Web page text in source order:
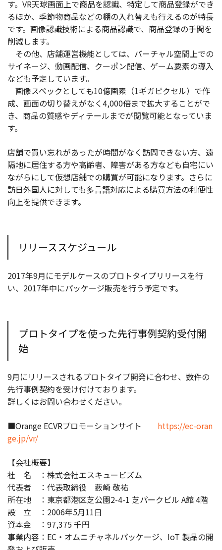
す。VR天球画面上で商品を認識、特定して商品登録ができ
るほか、季節物商品などの棚の入れ替えも行えるのが特長
です。画像認識技術による商品認識で、商品登録の手間を
削減します。
その他、店舗運営機能としては、バーチャル空間上での
サイネージ、動画配信、クーポン配信、ゲーム要素の導入
なども予定しています。
画像スペックとしても10億画素（1ギガピクセル）で作
成、画面の切り替えがなく4,000倍まで拡大することがで
き、商品の質感やディテールまでが閲覧可能となっていま
す。
店舗で買い忘れがあったが時間がなく訪問できない方、遠
隔地に居住する方や高齢者、障害がある方なども自宅にい
ながらにして仮想店舗での購買が可能になります。さらに
訪日外国人に対しても多言語対応による購買方法の利便性
向上を提供できます。
リリーススケジュール
2017年9月にモデルケースのプロトタイプリリースを行
い、2017年中にパッケージ販売を行う予定です。
プロトタイプを使った先行事例契約受付開
始
9月にリリースされるプロトタイプ開発に合わせ、数件の
先行事例契約を受け付けております。
詳しくはお問い合わせください。
■Orange ECVRプロモーションサイト https://ec-oran
ge.jp/vr/
【会社概要】
社 名 ：株式会社エスキュービズム
代表者 ：代表取締役 薮崎 敬祐
所在地 ：東京都港区芝公園2-4-1 芝パークビル A館 4階
設 立 ：2006年5月11日
資本金 ：97,375 千円
事業内容：EC・オムニチャネルパッケージ、IoT 製品の開